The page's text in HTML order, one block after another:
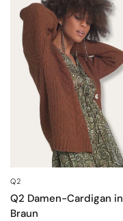
Q2
Q2 Damen-Cardigan in
Braun